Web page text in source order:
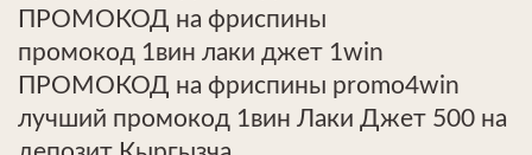
ПРОМОКОД на фриспины
промокод 1вин лаки джет 1win
ПРОМОКОД на фриспины promo4win
лучший промокод 1вин Лаки Джет 500 на